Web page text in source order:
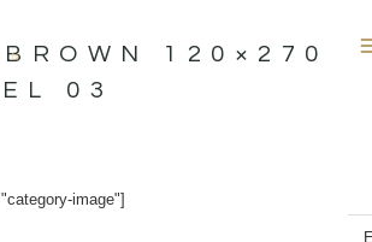
120×270
03
image"]